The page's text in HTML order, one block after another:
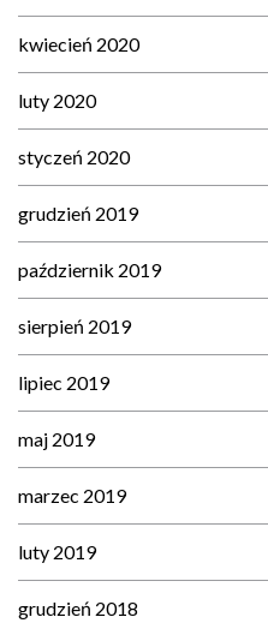
kwiecień 2020
luty 2020
styczeń 2020
grudzień 2019
październik 2019
sierpień 2019
lipiec 2019
maj 2019
marzec 2019
luty 2019
grudzień 2018